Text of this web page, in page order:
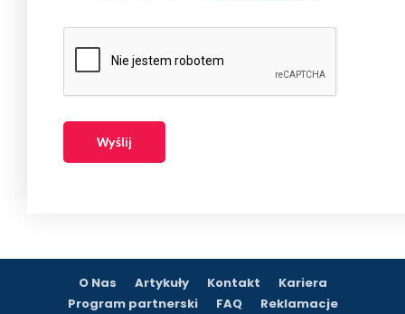
O Nas Artykuły Kontakt
Kariera
Program partnerski
FAQ
Reklamacje